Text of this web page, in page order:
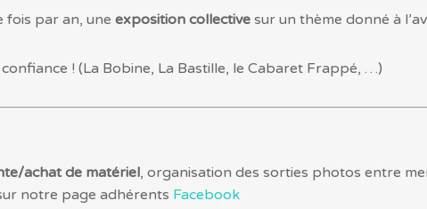
fois par an, une exposition collective sur un thème donné à
! (La Bobine, La Bastille, le Cabaret Frappé, …)
achat de matériel, organisation des sorties photos entre
notre page adhérents Facebook